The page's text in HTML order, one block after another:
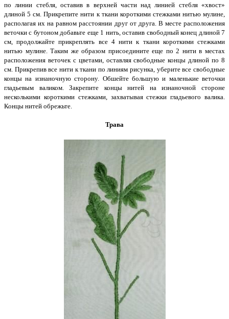
по линии стебля, оставив в верхней части над линией стебля «хвост»
длиной 5 см. Прикрепите нити к ткани короткими стежками нитью мулине,
располагая их на равном расстоянии друг от друга. В месте расположения
веточки с бутоном добавьте еще 1 нить, оставив свободный конец длиной 7
см, продолжайте прикреплять все 4 нити к ткани короткими стежками
нитью мулине. Таким же образом присоедините еще по 2 нити в местах
расположения веточек с цветами, оставляя свободные концы длиной по 8
см. Прикрепив все нити к ткани по линиям рисунка, уберите все свободные
концы на изнаночную сторону. Обшейте большую и маленькие веточки
гладьевым валиком. Закрепите концы нитей на изнаночной стороне
несколькими короткими стежками, захватывая стежки гладьевого валика.
Концы нитей обрежьте.
Трава